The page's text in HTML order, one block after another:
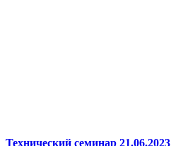
Технический семинар 21.06.2023